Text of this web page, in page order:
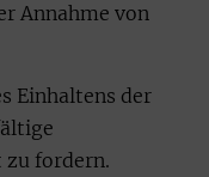
Annahme von
Einhaltens der
fordern.